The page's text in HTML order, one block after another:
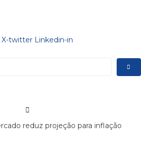
X-twitter Linkedin-in
reduz projeção para inflação